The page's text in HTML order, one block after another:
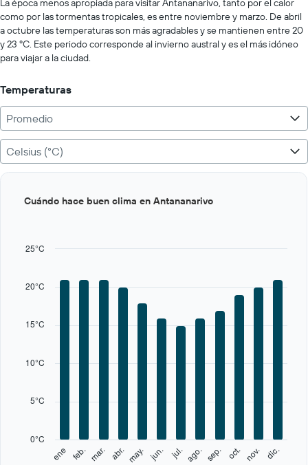
Range:
0
to
750.
La época menos apropiada para visitar Antananarivo, tanto por el calor
como por las tormentas tropicales, es entre noviembre y marzo. De abril
a octubre las temperaturas son más agradables y se mantienen entre 20
y 23 ºC. Este periodo corresponde al invierno austral y es el más idóneo
para viajar a la ciudad.
Temperaturas
Promedio
Celsius (°C)
Range:
categories.
graphic.
ene feb. mar. abr. may. jun. jul. ago. sep. oct. nov. dic.
0°C
5°C
10°C
15°C
20°C
25°C
Cuándo hace buen clima en Antananarivo